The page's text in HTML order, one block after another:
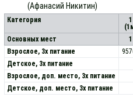
(Афанасий Никитин)
Категория
1
Основных мест 1
Взрослое, 3х питание
Детское, 3х питание
Взрослое, доп. место, 3x питание
Детское, доп. место, 3x питание